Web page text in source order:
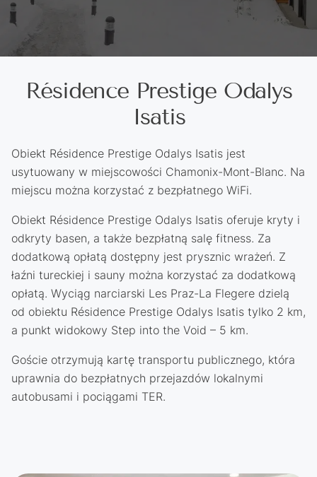
Résidence Prestige Odalys
Isatis
Obiekt Résidence Prestige Odalys Isatis jest
usytuowany w miejscowości Chamonix-Mont-Blanc. Na
miejscu można korzystać z bezpłatnego WiFi.
Obiekt Résidence Prestige Odalys Isatis oferuje kryty i
odkryty basen, a także bezpłatną salę fitness. Za
dodatkową opłatą dostępny jest prysznic wrażeń. Z
łaźni tureckiej i sauny można korzystać za dodatkową
opłatą. Wyciąg narciarski Les Praz-La Flegere dzielą
od obiektu Résidence Prestige Odalys Isatis tylko 2 km,
a punkt widokowy Step into the Void – 5 km.
Goście otrzymują kartę transportu publicznego, która
uprawnia do bezpłatnych przejazdów lokalnymi
autobusami i pociągami TER.